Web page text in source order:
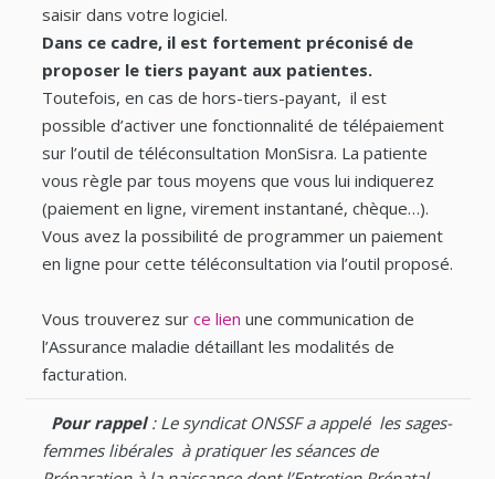
saisir dans votre logiciel.
Dans ce cadre, il est fortement préconisé de
proposer le tiers payant aux patientes.
Toutefois, en cas de hors-tiers-payant, il est
possible d’activer une fonctionnalité de télépaiement
sur l’outil de téléconsultation MonSisra. La patiente
vous règle par tous moyens que vous lui indiquerez
(paiement en ligne, virement instantané, chèque…).
Vous avez la possibilité de programmer un paiement
en ligne pour cette téléconsultation via l’outil proposé.
Vous trouverez sur ce lien une communication de
l’Assurance maladie détaillant les modalités de
facturation.
Pour rappel : Le syndicat ONSSF a appelé les sages-
femmes libérales à pratiquer les séances de